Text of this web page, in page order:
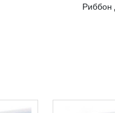
Риббон